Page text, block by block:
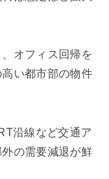
オフィス回帰を
い都市部の物件
沿線など交通ア
の需要減退が鮮